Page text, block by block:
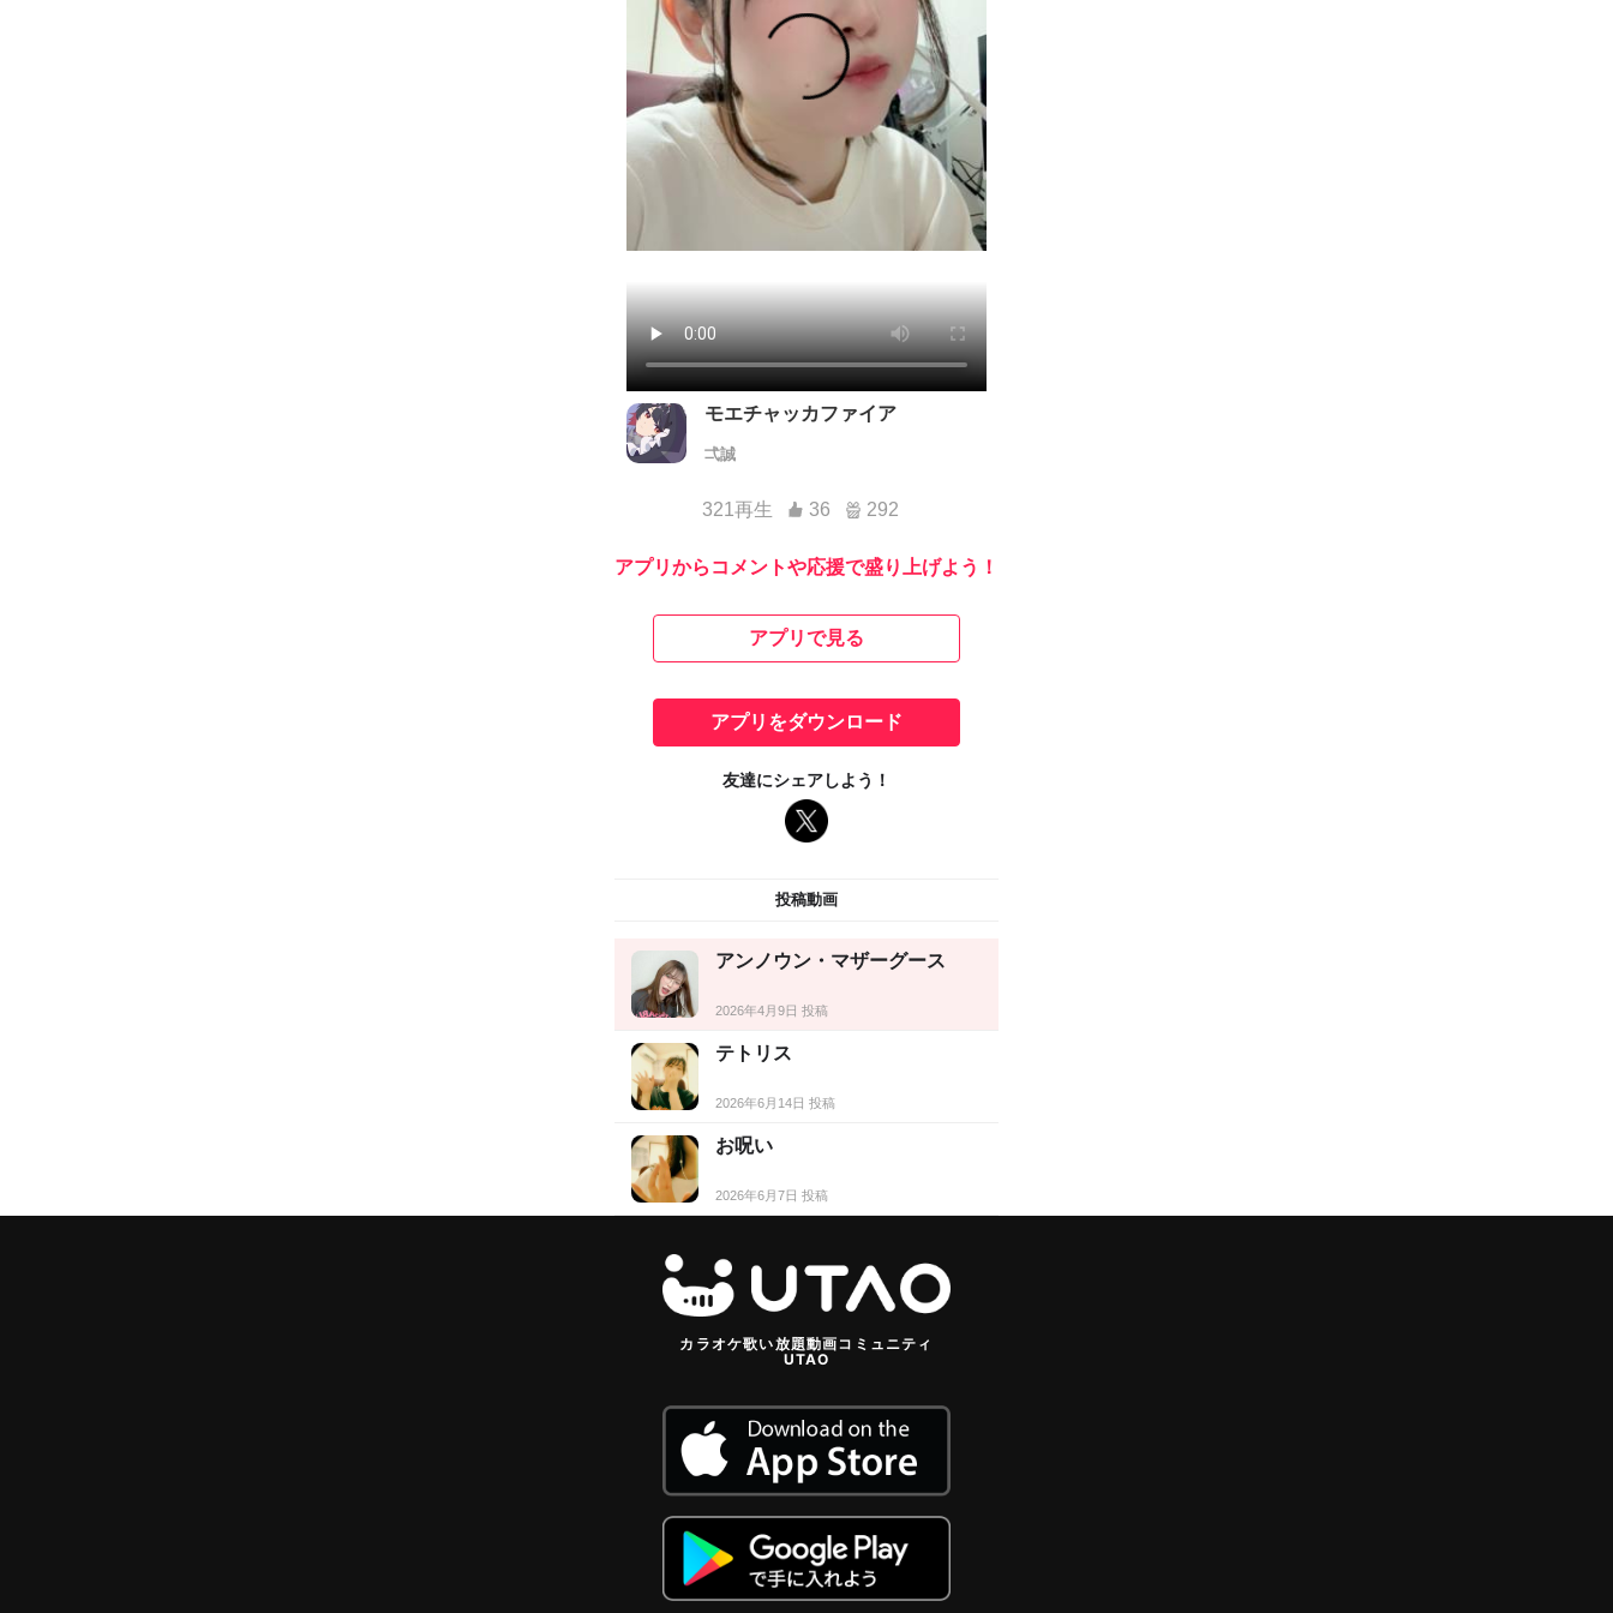
モエチャッカファイア
弌誠
321再生 36 292
アプリからコメントや応援で盛り上げよう！
アプリで見る
アプリをダウンロード
友達にシェアしよう！
投稿動画
アンノウン・マザーグース
2026年4月9日 投稿
テトリス
2026年6月14日 投稿
お呪い
2026年6月7日 投稿
カラオケ歌い放題動画コミュニティ
UTAO